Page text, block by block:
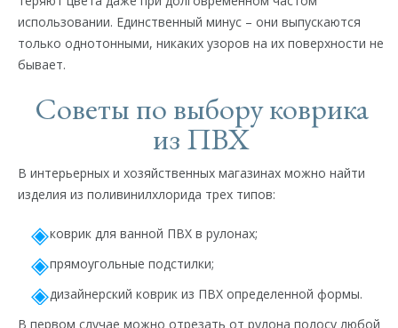
использовании. Единственный минус – они выпускаются
только однотонными, никаких узоров на их поверхности не
бывает.
Советы по выбору коврика
из ПВХ
В интерьерных и хозяйственных магазинах можно найти
изделия из поливинилхлорида трех типов:
коврик для ванной ПВХ в рулонах;
прямоугольные подстилки;
дизайнерский коврик из ПВХ определенной формы.
В первом случае можно отрезать от рулона полосу любой